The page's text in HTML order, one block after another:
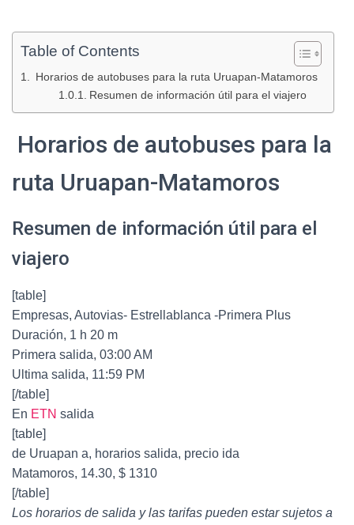
Table of Contents
Horarios de autobuses para la ruta Uruapan-Matamoros
Resumen de información útil para el viajero
Horarios de autobuses para la
ruta Uruapan-Matamoros
Resumen de información útil para el
viajero
[table]
Empresas, Autovias- Estrellablanca -Primera Plus
Duración, 1 h 20 m
Primera salida, 03:00 AM
Ultima salida, 11:59 PM
[/table]
En ETN salida
[table]
de Uruapan a, horarios salida, precio ida
Matamoros, 14.30, $ 1310
[/table]
Los horarios de salida y las tarifas pueden estar sujetos a